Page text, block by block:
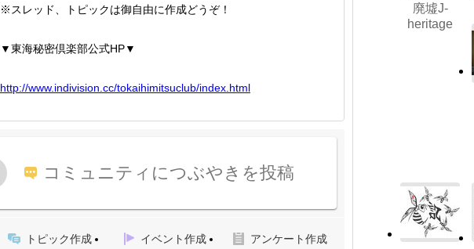
※スレッド、トピックは御自由に作成どうぞ！
▼東海秘密倶楽部公式HP▼
http://www.indivision .cc/tokaihimitsuclub/index.html
コミュニティにつぶやきを投稿
トピック作成 イベント作成 アンケート作成
廃墟J-
heritage